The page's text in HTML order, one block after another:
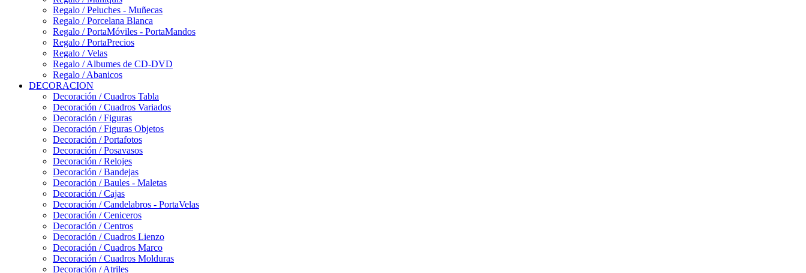
Regalo / Peluches - Muñecas
Regalo / Porcelana Blanca
Regalo / PortaMóviles - PortaMandos
Regalo / PortaPrecios
Regalo / Velas
Regalo / Albumes de CD-DVD
Regalo / Abanicos
DECORACION
Decoración / Cuadros Tabla
Decoración / Cuadros Variados
Decoración / Figuras
Decoración / Figuras Objetos
Decoración / Portafotos
Decoración / Posavasos
Decoración / Relojes
Decoración / Bandejas
Decoración / Baules - Maletas
Decoración / Cajas
Decoración / Candelabros - PortaVelas
Decoración / Ceniceros
Decoración / Centros
Decoración / Cuadros Lienzo
Decoración / Cuadros Marco
Decoración / Cuadros Molduras
Decoración / Atriles